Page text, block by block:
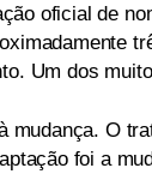
oficial de
Um dos
mudança. O
foi a